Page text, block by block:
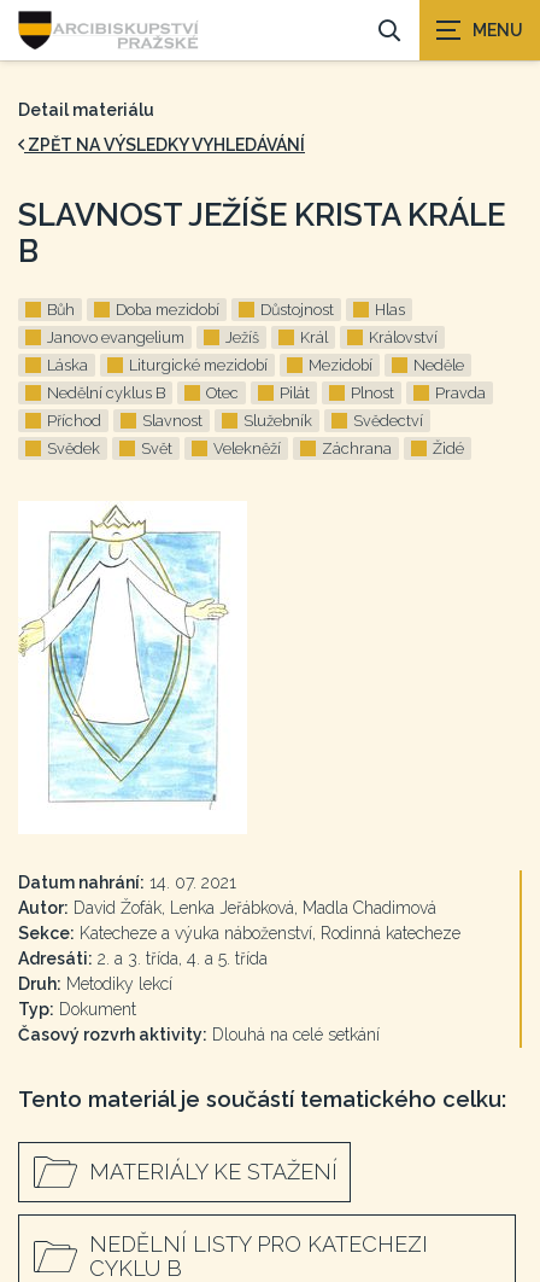
Detail materiálu
ZPĚT NA VÝSLEDKY VYHLEDÁVÁNÍ
SLAVNOST JEŽÍŠE KRISTA KRÁLE
B
Bůh Doba mezidobí Důstojnost
Hlas
Janovo evangelium
Ježíš Král
Království
Láska
Liturgické mezidobí Mezidobí
Neděle
Nedělní cyklus B
Otec Pilát Plnost
Pravda
Příchod
Slavnost Služebník
Svědectví
Svědek
Svět Velekněží Záchrana Židé
Datum nahrání: 14. 07. 2021
Autor: David Žofák, Lenka Jeřábková, Madla Chadimová
Sekce: Katecheze a výuka náboženství, Rodinná katecheze
Adresáti: 2. a 3. třída, 4. a 5. třída
Druh: Metodiky lekcí
Typ: Dokument
Časový rozvrh aktivity: Dlouhá na celé setkání
Tento materiál je součástí tematického celku:
MATERIÁLY KE STAŽENÍ
NEDĚLNÍ LISTY PRO KATECHEZI
CYKLU B